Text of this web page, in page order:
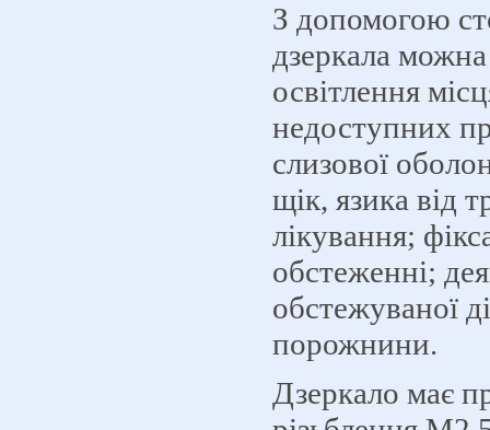
З допомогою
дзеркала
освітлення
недоступних
слизової
щік, язика від
лікування;
обстеженні;
обстежуваної
порожнини.
Дзеркало має